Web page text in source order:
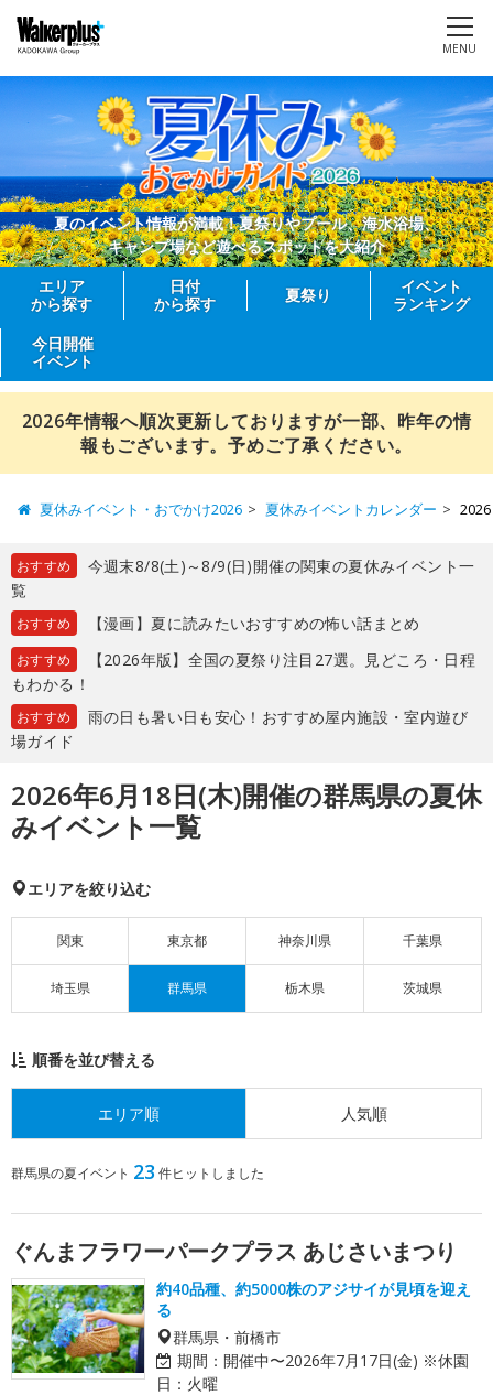
MENU
夏のイベント情報が満載！夏祭りやプール、海水浴場、
キャンプ場など遊べるスポットを大紹介
エリア
から探す
日付
から探す
夏祭り
イベント
ランキング
今日開催
イベント
2026年情報へ順次更新しておりますが一部、昨年の情
報もございます。予めご了承ください。
夏休みイベント・おでかけ2026 夏休みイベントカレンダー
おすすめ
今週末8/8(土)～8/9(日)開催の関東の夏休みイベント一
覧
おすすめ 【漫画】夏に読みたいおすすめの怖い話まとめ
おすすめ
【2026年版】全国の夏祭り注目27選。見どころ・日程
もわかる！
おすすめ
雨の日も暑い日も安心！おすすめ屋内施設・室内遊び
場ガイド
2026年6月18日(木)開催の群馬県の夏休
みイベント一覧
エリアを絞り込む
関東 東京都 神奈川県 千葉県
埼玉県 群馬県 栃木県 茨城県
順番を並び替える
エリア順 人気順
群馬県の夏イベント 23 件ヒットしました
ぐんまフラワーパークプラス あじさいまつり
約40品種、約5000株のアジサイが見頃を迎え
る
群馬県・前橋市
期間： 開催中〜2026年7月17日(金) ※休園
日：火曜